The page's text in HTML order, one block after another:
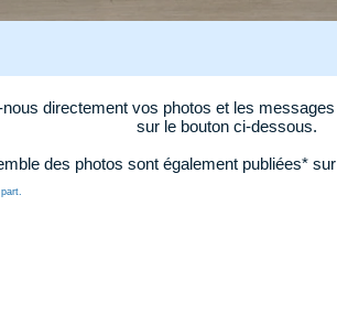
directement vos photos et les
sur le bouton ci-dessous.
des photos sont également publiées*